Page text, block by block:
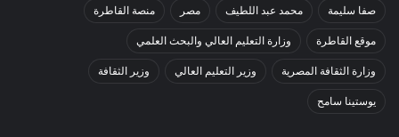
صفا سليمة محمد عبد اللطيف مصر منصة القاطرة
موقع القاطرة وزارة التعليم العالي والبحث العلمي
وزارة الثقافة المصرية وزير التعليم العالي وزير الثقافة
يوستينا سامح